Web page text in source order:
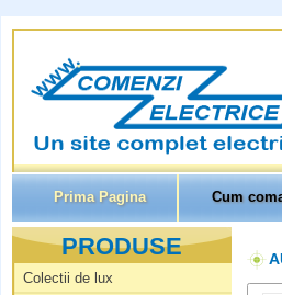
Prima Pagina Cum
PRODUSE
Colectii de lux